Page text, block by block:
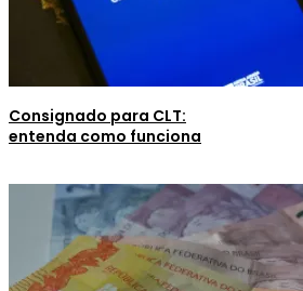
Consignado para CLT:
entenda como funciona